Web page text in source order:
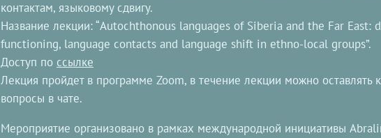
контактам, языковому сдвигу.
Название лекции: “Autochthonous languages of Siberia and the Far East:
functioning, language contacts and language shift in ethno-local groups”.
Доступ по ссылке
Лекция пройдет в программе Zoom, в течение лекции можно оставлять
вопросы в чате.
Мероприятие организовано в рамках международной инициативы